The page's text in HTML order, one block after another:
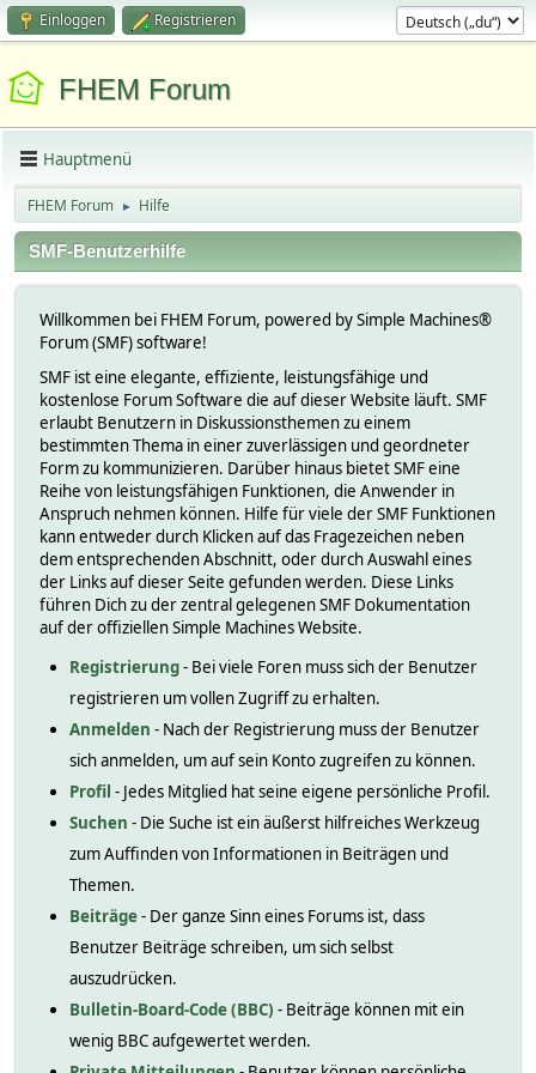
Einloggen Registrieren
FHEM Forum
Hauptmenü
FHEM Forum ► Hilfe
SMF-Benutzerhilfe
Willkommen bei FHEM Forum, powered by Simple Machines®
Forum (SMF) software!
SMF ist eine elegante, effiziente, leistungsfähige und
kostenlose Forum Software die auf dieser Website läuft. SMF
erlaubt Benutzern in Diskussionsthemen zu einem
bestimmten Thema in einer zuverlässigen und geordneter
Form zu kommunizieren. Darüber hinaus bietet SMF eine
Reihe von leistungsfähigen Funktionen, die Anwender in
Anspruch nehmen können. Hilfe für viele der SMF Funktionen
kann entweder durch Klicken auf das Fragezeichen neben
dem entsprechenden Abschnitt, oder durch Auswahl eines
der Links auf dieser Seite gefunden werden. Diese Links
führen Dich zu der zentral gelegenen SMF Dokumentation
auf der offiziellen Simple Machines Website.
Registrierung- Bei viele Foren muss sich der Benutzer
registrieren um vollen Zugriff zu erhalten.
Anmelden - Nach der Registrierung muss der Benutzer
sich anmelden, um auf sein Konto zugreifen zu können.
Profil - Jedes Mitglied hat seine eigene persönliche Profil.
Suchen - Die Suche ist ein äußerst hilfreiches Werkzeug
zum Auffinden von Informationen in Beiträgen und
Themen.
Beiträge- Der ganze Sinn eines Forums ist, dass
Benutzer Beiträge schreiben, um sich selbst
auszudrücken.
Bulletin-Board-Code (BBC) - Beiträge können mit ein
wenig BBC aufgewertet werden.